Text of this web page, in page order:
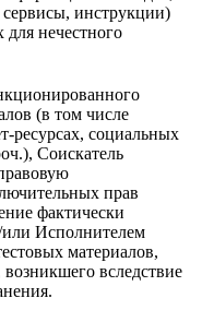
инструкции)
для нечестного
(в том числе
ресурсах, социальных
Соискатель
прав
фактически
Исполнителем
материалов,
вследствие